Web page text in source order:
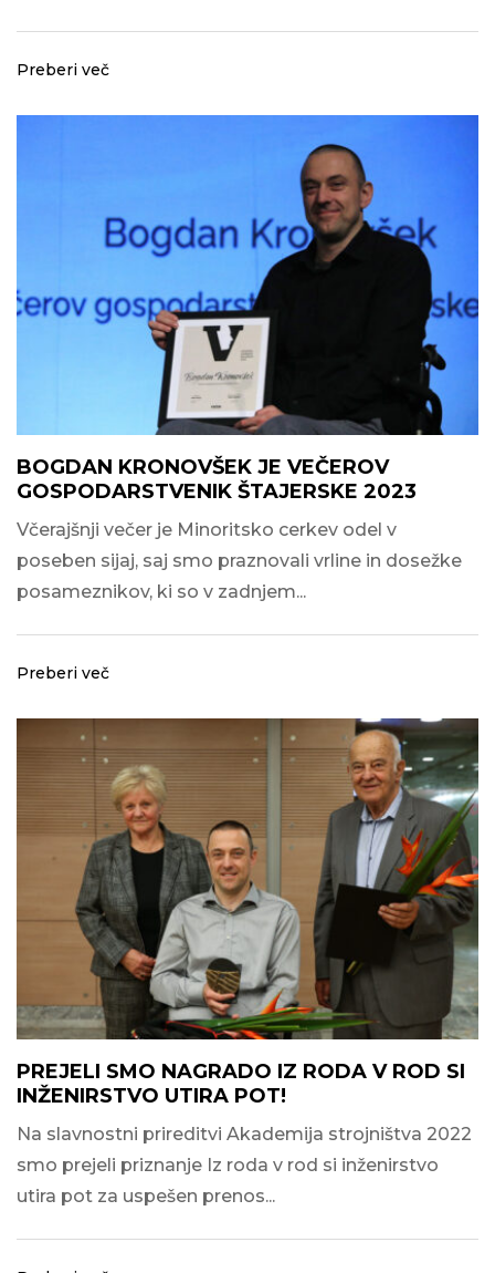
Preberi več
BOGDAN KRONOVŠEK JE VEČEROV
GOSPODARSTVENIK ŠTAJERSKE 2023
Včerajšnji večer je Minoritsko cerkev odel v
poseben sijaj, saj smo praznovali vrline in dosežke
posameznikov, ki so v zadnjem...
Preberi več
PREJELI SMO NAGRADO IZ RODA V ROD SI
INŽENIRSTVO UTIRA POT!
Na slavnostni prireditvi Akademija strojništva 2022
smo prejeli priznanje Iz roda v rod si inženirstvo
utira pot za uspešen prenos...